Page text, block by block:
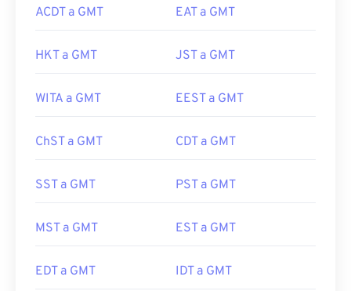
ACDT a GMT EAT a GMT
HKT a GMT JST a GMT
WITA a GMT EEST a GMT
ChST a GMT CDT a GMT
SST a GMT PST a GMT
MST a GMT EST a GMT
EDT a GMT IDT a GMT